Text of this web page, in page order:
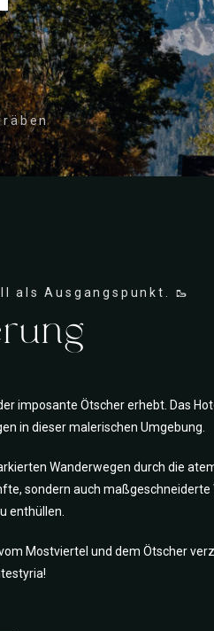
als Ausgangspunkt. 🥾
imposante Ötscher erhebt. Das
in dieser malerischen Umgebung.
Wanderwegen durch die
sondern auch maßgeschneiderte
enthüllen.
Mostviertel und dem Ötscher